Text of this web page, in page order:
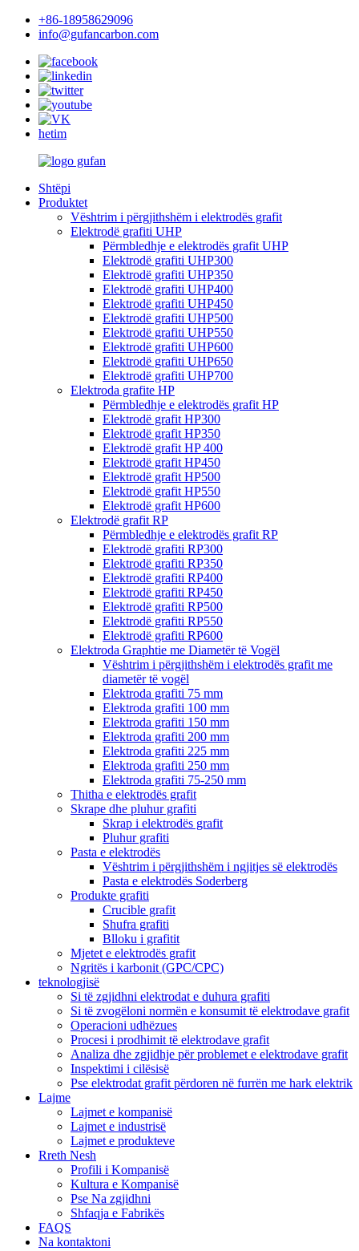
+86-18958629096
info@gufancarbon.com
hetim
Shtëpi
Produktet
Vështrim i përgjithshëm i elektrodës grafit
Elektrodë grafiti UHP
Përmbledhje e elektrodës grafit UHP
Elektrodë grafiti UHP300
Elektrodë grafiti UHP350
Elektrodë grafiti UHP400
Elektrodë grafiti UHP450
Elektrodë grafiti UHP500
Elektrodë grafiti UHP550
Elektrodë grafiti UHP600
Elektrodë grafiti UHP650
Elektrodë grafiti UHP700
Elektroda grafite HP
Përmbledhje e elektrodës grafit HP
Elektrodë grafit HP300
Elektrodë grafit HP350
Elektrodë grafit HP 400
Elektrodë grafit HP450
Elektrodë grafit HP500
Elektrodë grafit HP550
Elektrodë grafit HP600
Elektrodë grafit RP
Përmbledhje e elektrodës grafit RP
Elektrodë grafiti RP300
Elektrodë grafiti RP350
Elektrodë grafiti RP400
Elektrodë grafiti RP450
Elektrodë grafiti RP500
Elektrodë grafiti RP550
Elektrodë grafiti RP600
Elektroda Graphtie me Diametër të Vogël
Vështrim i përgjithshëm i elektrodës grafit me
diametër të vogël
Elektroda grafiti 75 mm
Elektroda grafiti 100 mm
Elektroda grafiti 150 mm
Elektroda grafiti 200 mm
Elektroda grafiti 225 mm
Elektroda grafiti 250 mm
Elektroda grafiti 75-250 mm
Thitha e elektrodës grafit
Skrape dhe pluhur grafiti
Skrap i elektrodës grafit
Pluhur grafiti
Pasta e elektrodës
Vështrim i përgjithshëm i ngjitjes së elektrodës
Pasta e elektrodës Soderberg
Produkte grafiti
Crucible grafit
Shufra grafiti
Blloku i grafitit
Mjetet e elektrodës grafit
Ngritës i karbonit (GPC/CPC)
teknologjisë
Si të zgjidhni elektrodat e duhura grafiti
Si të zvogëloni normën e konsumit të elektrodave grafit
Operacioni udhëzues
Procesi i prodhimit të elektrodave grafit
Analiza dhe zgjidhje për problemet e elektrodave grafit
Inspektimi i cilësisë
Pse elektrodat grafit përdoren në furrën me hark elektrik
Lajme
Lajmet e kompanisë
Lajmet e industrisë
Lajmet e produkteve
Rreth Nesh
Profili i Kompanisë
Kultura e Kompanisë
Pse Na zgjidhni
Shfaqja e Fabrikës
FAQS
Na kontaktoni